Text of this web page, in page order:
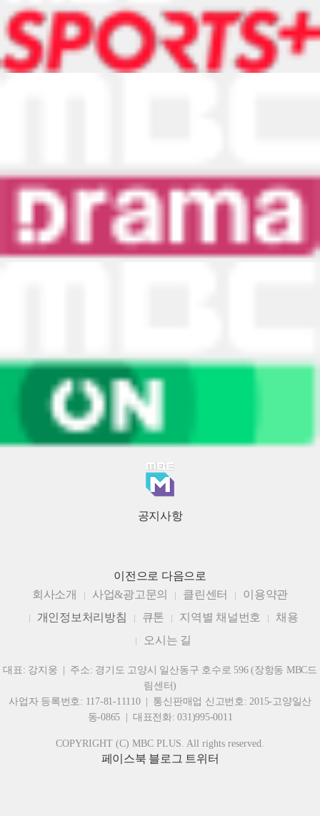
공지사항
이전으로 다음으로
회사소개
사업&광고문의 클린센터
이용약관
개인정보처리방침
큐톤 지역별 채널번호
채용
오시는 길
대표: 강지웅 | 주소: 경기도 고양시 일산동구 호수로 596 (장항동 MBC드
림센터)
사업자 등록번호: 117-81-11110 | 통신판매업 신고번호: 2015-고양일산
동-0865 | 대표전화: 031)995-0011
COPYRIGHT (C) MBC PLUS. All rights reserved.
페이스북 블로그 트위터